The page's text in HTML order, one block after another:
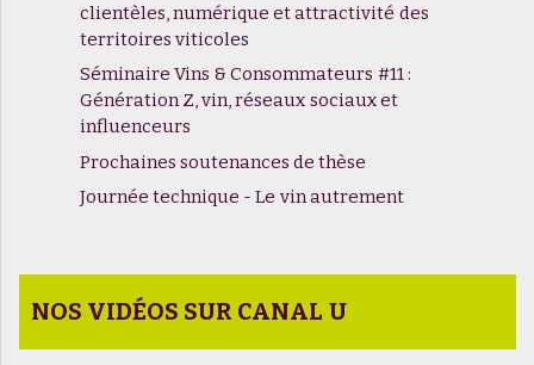
clientèles, numérique et attractivité des
territoires viticoles
Séminaire Vins & Consommateurs #11 :
Génération Z, vin, réseaux sociaux et
influenceurs
Prochaines soutenances de thèse
Journée technique - Le vin autrement
NOS VIDÉOS SUR CANAL U